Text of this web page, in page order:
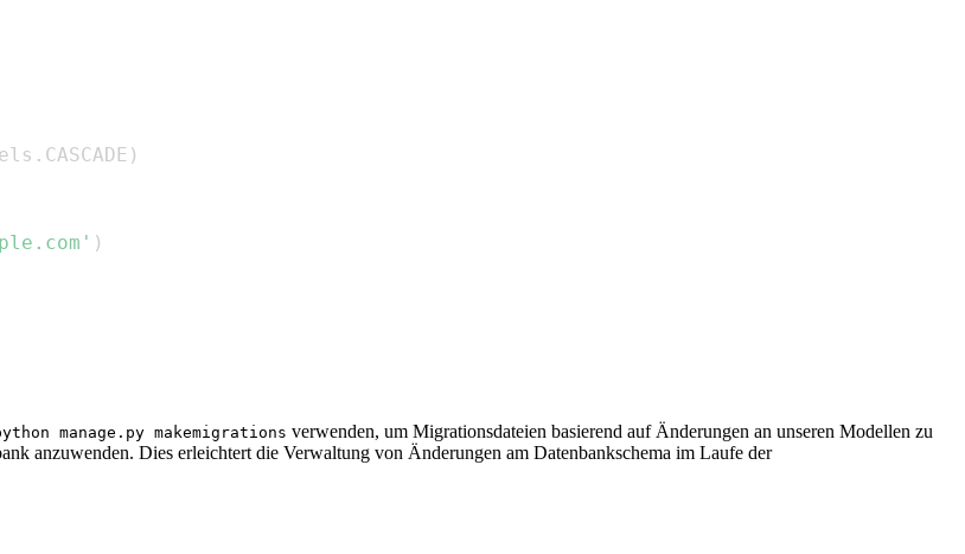
. CASCADE )
)
manage.py makemigrations verwenden, um Migrationsdateien basierend auf Änderungen an unseren Modellen zu
anzuwenden. Dies erleichtert die Verwaltung von Änderungen am Datenbankschema im Laufe der